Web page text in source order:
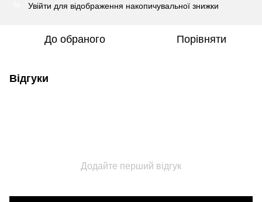
Увійти для відображення накопичувальної знижки
До обраного Порівняти
Відгуки
Додайте перший відгук